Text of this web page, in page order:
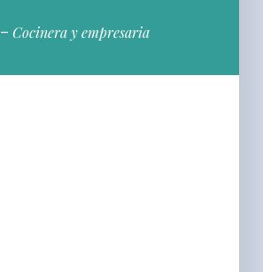
–Cocinera y empresaria